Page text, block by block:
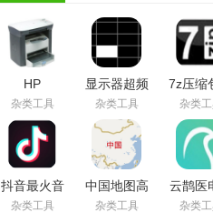
HP
LaserJet
M1005扫描
仪驱动免费
版(惠普扫描
仪驱动) 安
装板
杂类工具
显示器超频
软件
CRU(显示
器刷新率超
频) 免费版
杂类工具
7z压缩
码破译
(忘记压
密码)
v2018
版
杂类
抖音最火音
乐打包最新
版
杂类工具
中国地图高
清版大图版
免费版
杂类工具
云鹊医
版(云鹊
方PC
杂类